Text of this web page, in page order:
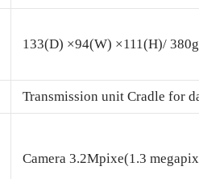
133(D) ×94(W) ×111(H)/
Transmission unit Cradle for
Camera 3.2Mpixe(1.3